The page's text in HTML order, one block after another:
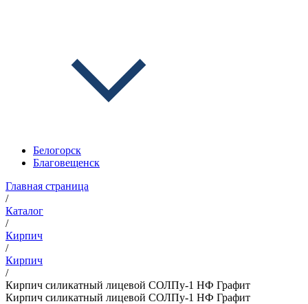
Белогорск
Благовещенск
Главная страница
/
Каталог
/
Кирпич
/
Кирпич
/
Кирпич силикатный лицевой СОЛПу-1 НФ Графит
Кирпич силикатный лицевой СОЛПу-1 НФ Графит